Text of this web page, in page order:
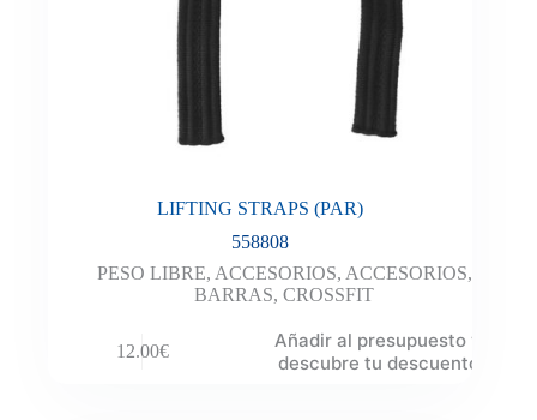
LIFTING STRAPS (PAR)
558808
PESO LIBRE, ACCESORIOS, ACCESORIOS,
BARRAS,CROSSFIT
12.00€
Añadir al presupuesto y
descubre tu descuento